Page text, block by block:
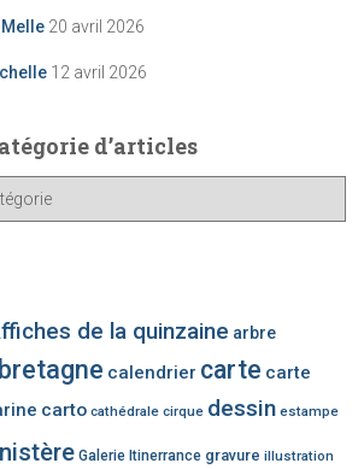
Melle 20 avril 2026
12 avril 2026
d’articles
de la quinzaine arbre
bretagne calendrier carte carte
carto cathédrale cirque dessin estampe
Galerie Itinerrance gravure illustration